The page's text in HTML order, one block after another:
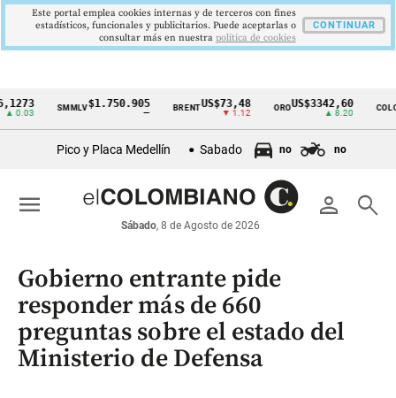
Cintillo
económicos
Colombia
SMMLV$1.750.905 BRENT US$73,48
▼ 1.12
ORO US$3342,60 COLCAP
Pico y Placa Medellín Sabado no no
person search
Sábado, 8 de Agosto de 2026
menu
Gobierno entrante pide
responder más de 660
preguntas sobre el estado del
Ministerio de Defensa
Este portal emplea cookies internas y de terceros con fines
estadísticos, funcionales y publicitarios. Puede aceptarlas o
consultar más en nuestra politica de cookies
CONTINUAR